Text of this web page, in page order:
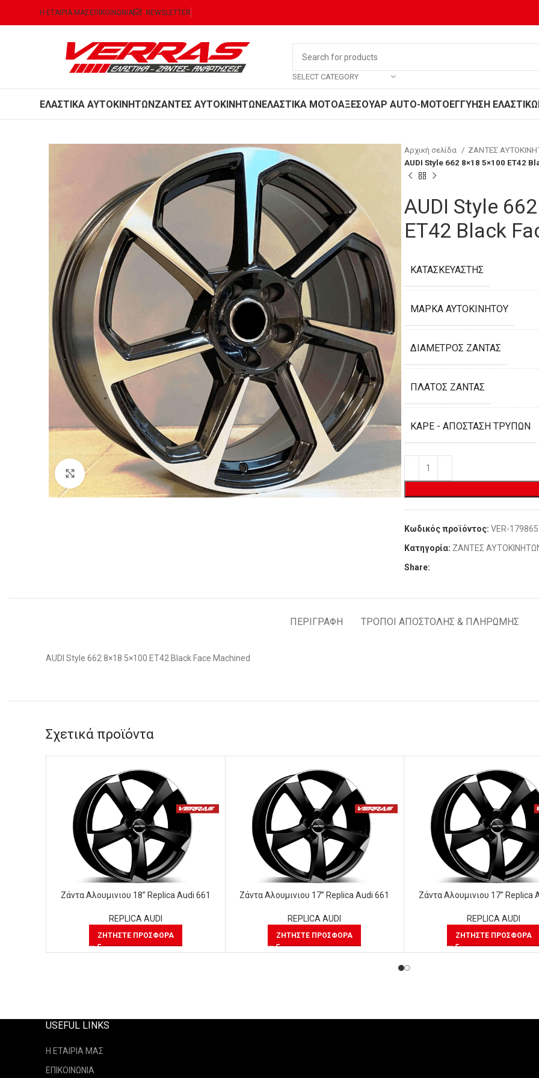
Η ΕΤΑΙΡΙΑ ΜΑΣ ΕΠΙΚΟΙΝΩΝΙΑ NEWSLETTER
SELECT CATEGORY
ΕΛΑΣΤΙΚΑ ΑΥΤΟΚΙΝΗΤΩΝΖΑΝΤΕΣ ΑΥΤΟΚΙΝΗΤΩΝΕΛΑΣΤΙΚΑ MOTOΑΞΕΣΟΥΑΡ AUTO-MOTOΕΓΓΥΗΣΗ
Click to enlarge
Αρχική σελίδα
ΖΑΝΤΕΣ
AUDI Style 662 8×18 5×100 ET42
AUDI Style
ET42 Black
ΚΑΤΑΣΚΕΥΑΣΤΉΣ
ΜΆΡΚΑ ΑΥΤΟΚΙΝΉΤΟΥ
ΔΙΆΜΕΤΡΟΣ ΖΆΝΤΑΣ
ΠΛΆΤΟΣ ΖΆΝΤΑΣ
ΚΑΡΈ - ΑΠΌΣΤΑΣΗ ΤΡΥΠΏΝ
Κωδικός προϊόντος: VER-179865
Κατηγορία: ΖΑΝΤΕΣ
Share:
ΠΕΡΙΓΡΑΦΉ ΤΡΟΠΟΙ ΑΠΟΣΤΟΛΗΣ & ΠΛΗΡΩΜΗΣ
AUDI Style 662 8×18 5×100 ET42 Black Face Machined
Σχετικά προϊόντα
Ζάντα Αλουμινιου 18” Replica Audi 661
REPLICA AUDI
ΖΗΤΉΣΤΕ ΠΡΟΣΦΟΡΆ
Ζάντα Αλουμινιου 17” Replica Audi 661
REPLICA AUDI
ΖΗΤΉΣΤΕ ΠΡΟΣΦΟΡΆ
Ζάντα Αλουμινιου 17” Replica
REPLICA AUDI
ΖΗΤΉΣΤΕ ΠΡΟΣΦΟΡΆ
USEFUL LINKS
Η ΕΤΑΙΡΙΑ ΜΑΣ
ΕΠΙΚΟΙΝΩΝΙΑ